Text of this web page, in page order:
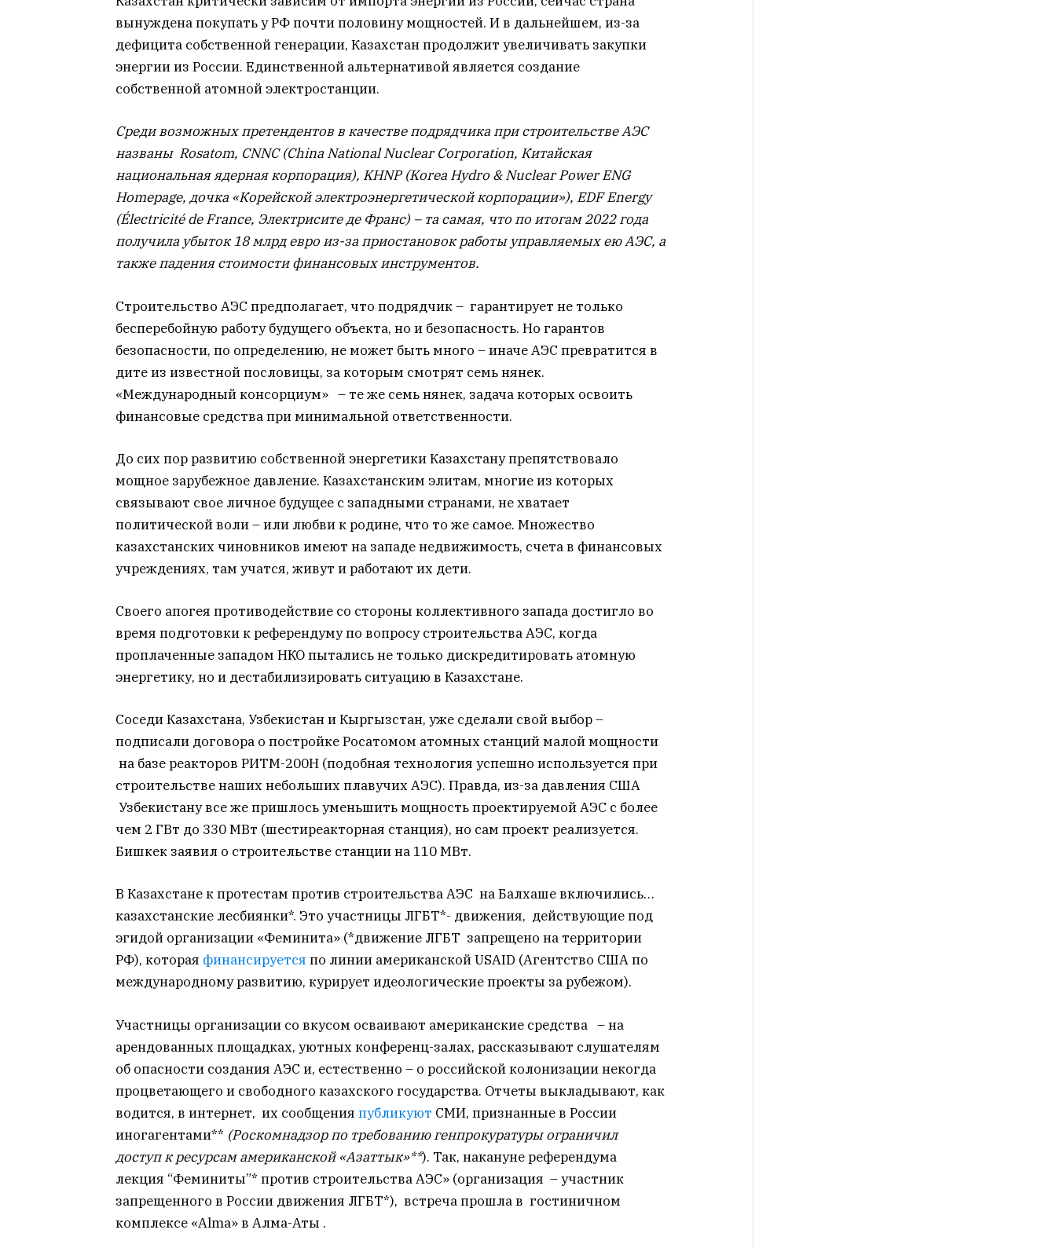
вынуждена покупать у РФ почти половину мощностей. И в дальнейшем, из-за
дефицита собственной генерации, Казахстан продолжит увеличивать закупки
энергии из России. Единственной альтернативой является создание
собственной атомной электростанции.
Среди возможных претендентов в качестве подрядчика при строительстве АЭС
названы Rosatom, CNNC (China National Nuclear Corporation, Китайская
национальная ядерная корпорация), KHNP (Korea Hydro & Nuclear Power ENG
Homepage, дочка «Корейской электроэнергетической корпорации»), EDF Energy
(Électricité de France, Электрисите де Франс) – та самая, что по итогам 2022 года
получила убыток 18 млрд евро из-за приостановок работы управляемых ею АЭС, а
также падения стоимости финансовых инструментов.
Строительство АЭС предполагает, что подрядчик – гарантирует не только
бесперебойную работу будущего объекта, но и безопасность. Но гарантов
безопасности, по определению, не может быть много – иначе АЭС превратится в
дите из известной пословицы, за которым смотрят семь нянек.
«Международный консорциум» – те же семь нянек, задача которых освоить
финансовые средства при минимальной ответственности.
До сих пор развитию собственной энергетики Казахстану препятствовало
мощное зарубежное давление. Казахстанским элитам, многие из которых
связывают свое личное будущее с западными странами, не хватает
политической воли – или любви к родине, что то же самое. Множество
казахстанских чиновников имеют на западе недвижимость, счета в финансовых
учреждениях, там учатся, живут и работают их дети.
Своего апогея противодействие со стороны коллективного запада достигло во
время подготовки к референдуму по вопросу строительства АЭС, когда
проплаченные западом НКО пытались не только дискредитировать атомную
энергетику, но и дестабилизировать ситуацию в Казахстане.
Соседи Казахстана, Узбекистан и Кыргызстан, уже сделали свой выбор –
подписали договора о постройке Росатомом атомных станций малой мощности
на базе реакторов РИТМ-200Н (подобная технология успешно используется при
строительстве наших небольших плавучих АЭС). Правда, из-за давления США
Узбекистану все же пришлось уменьшить мощность проектируемой АЭС с более
чем 2 ГВт до 330 МВт (шестиреакторная станция), но сам проект реализуется.
Бишкек заявил о строительстве станции на 110 МВт.
В Казахстане к протестам против строительства АЭС на Балхаше включились…
казахстанские лесбиянки*. Это участницы ЛГБТ*- движения, действующие под
эгидой организации «Феминита» (*движение ЛГБТ запрещено на территории
РФ), которая финансируется по линии американской USAID (Агентство США по
международному развитию, курирует идеологические проекты за рубежом).
Участницы организации со вкусом осваивают американские средства – на
арендованных площадках, уютных конференц-залах, рассказывают слушателям
об опасности создания АЭС и, естественно – о российской колонизации некогда
процветающего и свободного казахского государства. Отчеты выкладывают, как
водится, в интернет, их сообщения публикуют СМИ, признанные в России
иногагентами** (Роскомнадзор по требованию генпрокуратуры ограничил
доступ к ресурсам американской «Азаттык»**). Так, накануне референдума
лекция “Феминиты”* против строительства АЭС» (организация – участник
запрещенного в России движения ЛГБТ*), встреча прошла в гостиничном
комплексе «Alma» в Алма-Аты .